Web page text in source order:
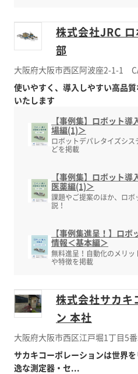
株式会社JRC
部
大阪府大阪市西区阿波座2-1-1
使いやすく、導入しやすい高品
いたします
【事例集】ロボット
場編(1)＞
ロボットデパレタイズシ
どを掲載
【事例集】ロボット導
医薬編(1)＞
課題やご提案のほか、ロ
説！
【事例集進呈！】ロ
情報＜基本編＞
無料進呈！自動化のメリ
や特徴を掲載
株式会社サカキ
ン 本社
大阪府大阪市西区江戸堀1丁目5
サカキコーポレーションは世界
逸な測定器・セ...